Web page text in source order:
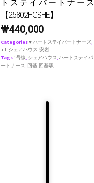
トステイパートナース
【25802HGSHE】
₩440,000
Categories♥ ハートステイパートナーズ,
all, シェアハウス,安岩
Tags1号線, シェアハウス,ハートステイパ
ートナース, 回基, 回基駅